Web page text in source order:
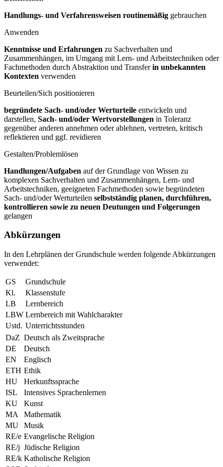
Handlungs- und Verfahrensweisen routinemäßig gebrauchen
Anwenden
Kenntnisse und Erfahrungen zu Sachverhalten und
Zusammenhängen, im Umgang mit Lern- und Arbeitstechniken oder
Fachmethoden durch Abstraktion und Transferin unbekannten
Kontexten verwenden
Beurteilen/Sich positionieren
begründete Sach- und/oder Werturteile entwickeln und
darstellen, Sach- und/oder Wertvorstellungen in Toleranz
gegenüber anderen annehmen oder ablehnen, vertreten, kritisch
reflektieren und ggf. revidieren
Gestalten/Problemlösen
Handlungen/Aufgaben auf der Grundlage von Wissen zu
komplexen Sachverhalten und Zusammenhängen, Lern- und
Arbeitstechniken, geeigneten Fachmethoden sowie begründeten
Sach- und/oder Werturteilen selbstständig planen, durchführen,
kontrollieren sowie zu neuen Deutungen und Folgerungen
gelangen
Abkürzungen
In den Lehrplänen der Grundschule werden folgende Abkürzungen
verwendet:
GS
Grundschule
Kl.
Klassenstufe
LB
Lernbereich
LBW Lernbereich mit Wahlcharakter
Ustd. Unterrichtsstunden
DaZ Deutsch als Zweitsprache
DE
Deutsch
EN
Englisch
ETH Ethik
HU
Herkunftssprache
ISL
Intensives Sprachenlernen
KU
Kunst
MA
Mathematik
MU
Musik
RE/e Evangelische Religion
RE/j Jüdische Religion
RE/k Katholische Religion